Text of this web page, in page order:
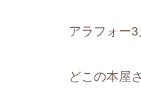
アラフォー
どこの本屋